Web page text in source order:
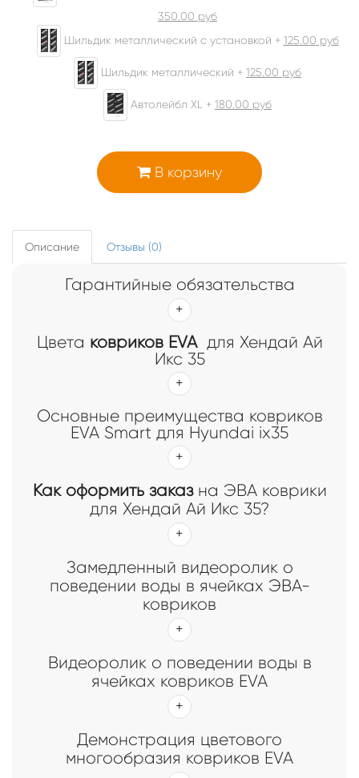
350.00 руб
Шильдик металлический с установкой + 125.00 руб
Шильдик металлический + 125.00 руб
Автолейбл XL + 180.00 руб
В корзину
Описание Отзывы (0)
Гарантийные обязательства
Цвета ковриков EVAдля Хендай Ай
Икс 35
Основные преимущества ковриков
EVA Smart для Hyundai ix35
Как оформить заказна ЭВА коврики
для Хендай Ай Икс 35?
Замедленный видеоролик о
поведении воды в ячейках ЭВА-
ковриков
Видеоролик о поведении воды в
ячейках ковриков EVA
Демонстрация цветового
многообразия ковриков EVA